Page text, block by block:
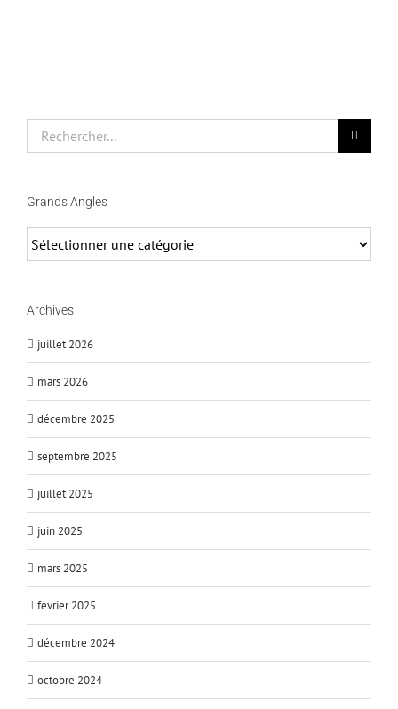
Grands Angles
Angles
Archives
juillet 2026
mars 2026
décembre 2025
septembre 2025
juillet 2025
juin 2025
mars 2025
février 2025
décembre 2024
octobre 2024